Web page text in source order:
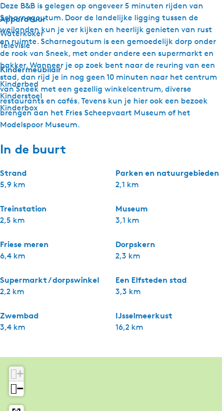
Apparatuur
Waterkoker
Televisie
Kindermeubilair
Kinderbed
Kinderstoel
Kinderbox
Deze B&B is gelegen op ongeveer 5 minuten rijden van
Scharnegoutum. Door de landelijke ligging tussen de
weilanden kun je ver kijken en heerlijk genieten van rust
en ruimte. Scharnegoutum is een gemoedelijk dorp onder
de rook van Sneek, met onder andere een supermarkt en
bakker. Wanneer je op zoek bent naar de reuring van een
stad, dan rijd je in nog geen 10 minuten naar het centrum
van Sneek met een gezellig winkelcentrum, diverse
restaurants en cafés. Tevens kun je hier ook een bezoek
brengen aan het Fries Scheepvaart Museum of het
Modelspoor Museum.
In de buurt
Strand
5,9 km
Parken en natuurgebieden
2,1 km
Treinstation
2,5 km
Museum
3,1 km
Friese meren
6,4 km
Dorpskern
2,3 km
Supermarkt / dorpswinkel
2,2 km
Een Elfsteden stad
3,3 km
Zwembad
3,4 km
IJsselmeerkust
16,2 km
+
−